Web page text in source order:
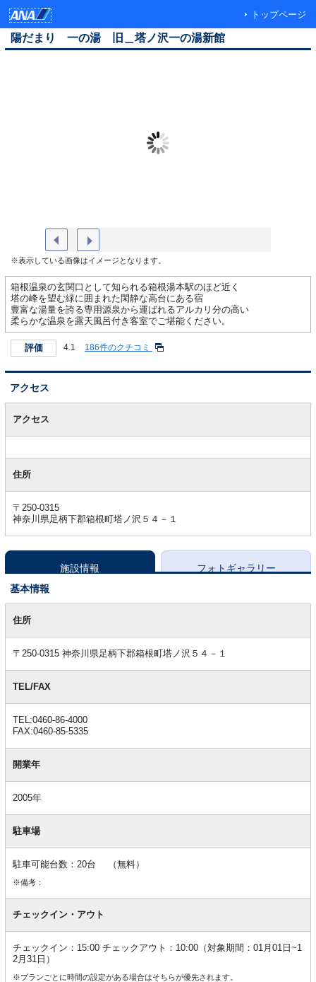
トップページ
陽だまり 一の湯 旧＿塔ノ沢一の湯新館
※表示している画像はイメージとなります。
箱根温泉の玄関口として知られる箱根湯本駅のほど近く
塔の峰を望む緑に囲まれた閑静な高台にある宿
豊富な湯量を誇る専用源泉から運ばれるアルカリ分の高い
柔らかな温泉を露天風呂付き客室でご堪能ください。
評価 4.1 186件のクチコミ
アクセス
アクセス
住所
〒250-0315
神奈川県足柄下郡箱根町塔ノ沢５４－１
施設情報
フォトギャラリー
基本情報
本住所
〒250-0315 神奈川県足柄下郡箱根町塔ノ沢５４－１
TEL/FAX
TEL:0460-86-4000
FAX:0460-85-5335
開業年
2005年
駐車場
駐車可能台数：20台 （無料）
※備考：
チェックイン・アウト
チェックイン：15:00 チェックアウト：10:00（対象期間：01月01日~1
2月31日）
※プランごとに時間の設定がある場合はそちらが優先されます。